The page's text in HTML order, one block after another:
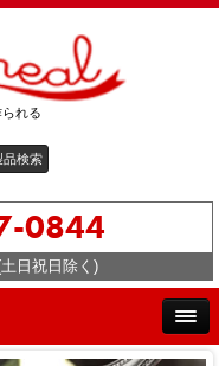
れる
0844
日祝日除く)